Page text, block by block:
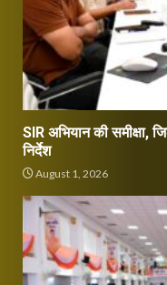
SIR अभियान की समीक्षा,
निर्देश
August 1, 2026